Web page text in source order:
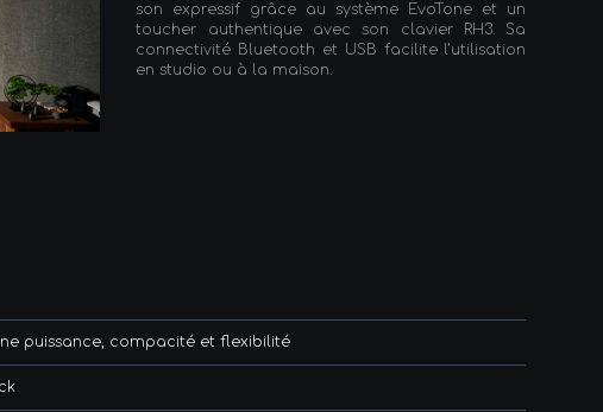
son expressif grâce au système EvoTone et un
toucher authentique avec son clavier RH3. Sa
connectivité Bluetooth et USB facilite l’utilisation
en studio ou à la maison.
puissance, compacité et flexibilité